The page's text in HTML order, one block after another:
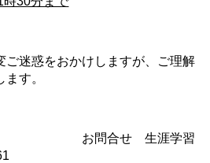
ご迷惑をおかけしますが、ご理解
す。
生涯学習